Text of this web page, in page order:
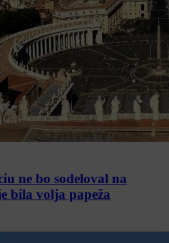
ne bo sodeloval na
bila volja papeža